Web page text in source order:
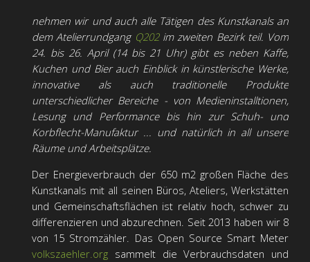
nehmen wir und auch alle Tätigen des Kunstkanals an
dem Atelierrundgang Q202im zweiten Bezirk teil. Vom
24. bis 26. April (14 bis 21 Uhr) gibt es neben Kaffe,
Kuchen und Bier auch Einblick in künstlerische Werke,
innovative als auch traditionelle Produkte
unterschiedlicher Bereiche - von Medieninstalltionen,
Lesung und Performance bis hin zur Schuh- und
Korbflecht-Manufaktur ... und natürlich in all unsere
Räume und Arbeitsplätze.
Der Energieverbrauch der 650 m2 großen Fläche des
Kunstkanals mit all seinen Büros, Ateliers, Werkstätten
und Gemeinschaftsflächen ist relativ hoch, schwer zu
differenzieren und abzurechnen. Seit 2013 haben wir 8
von 15 Stromzähler. Das Open Source Smart Meter
volkszaehler.org sammelt die Verbrauchsdaten und